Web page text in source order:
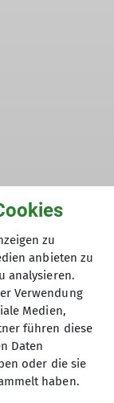
Wanderung
So nutzte
stieg in
und
zu
ein paar
zu
anbieten zu
analysieren.
Verwendung
Medien,
führen diese
Daten
oder die sie
haben.